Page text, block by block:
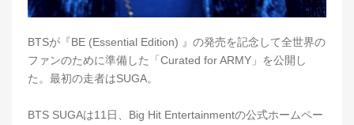
BTSが『BE (Essential Edition) 』の発売を記念して全世界の
ファンのために準備した「Curated for ARMY」を公開し
た。最初の走者はSUGA。
BTS SUGAは11日、Big Hit Entertainmentの公式ホームペー